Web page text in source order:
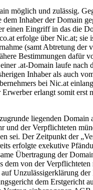
möglich und zulässig.
Inhaber der Domain
einen Eingriff in das die
erfolge über Nic.at; sie
(samt Abtretung der
Bestimmungen dafür
.at-Domain laufe
Inhaber als auch
bei Nic.at
erlangt somit erst
liegenden Domain
und der Verpflichteten
sei. Der Zeitpunkt der
erfolgte exekutive
Übertragung der
dem von der
Unzulässigerklärung
dem Erstgericht